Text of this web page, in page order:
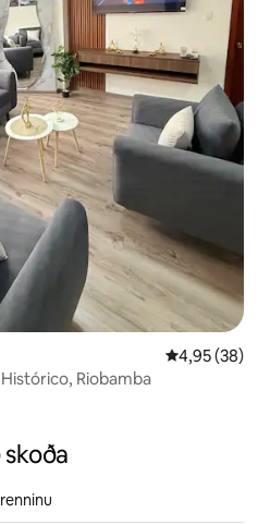
4,95 af 5 í
4,95 (38)
Riobamba